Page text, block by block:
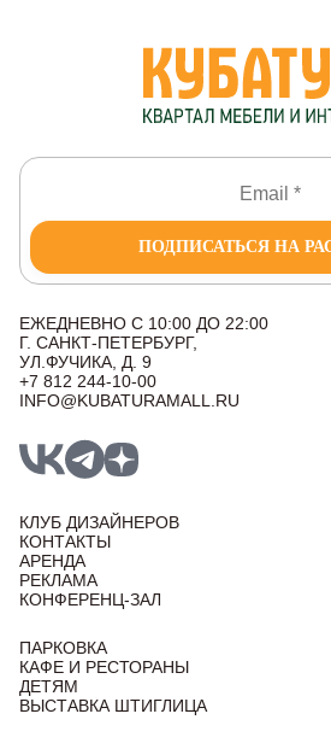
ПОДПИСАТЬСЯ НА
ЕЖЕДНЕВНО С 10:00 ДО 22:00
Г. САНКТ-ПЕТЕРБУРГ,
УЛ.ФУЧИКА, Д. 9
+7 812 244-10-00
INFO@KUBATURAMALL.RU
КЛУБ ДИЗАЙНЕРОВ
КОНТАКТЫ
АРЕНДА
РЕКЛАМА
КОНФЕРЕНЦ-ЗАЛ
ПАРКОВКА
КАФЕ И РЕСТОРАНЫ
ДЕТЯМ
ВЫСТАВКА ШТИГЛИЦА